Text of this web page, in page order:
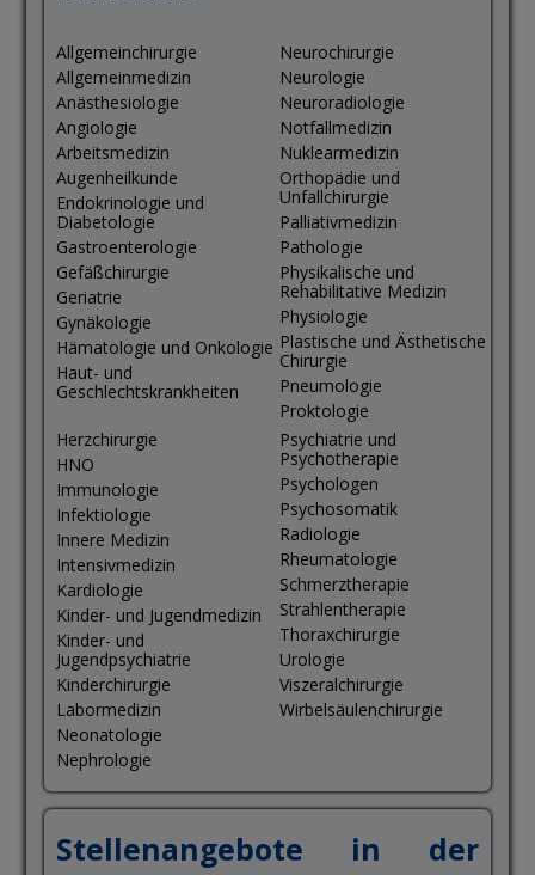
Allgemeinchirurgie
Allgemeinmedizin
Anästhesiologie
Angiologie
Arbeitsmedizin
Augenheilkunde
Endokrinologie und
Diabetologie
Gastroenterologie
Gefäßchirurgie
Geriatrie
Gynäkologie
Hämatologie und Onkologie
Haut- und
Geschlechtskrankheiten
Herzchirurgie
HNO
Immunologie
Infektiologie
Innere Medizin
Intensivmedizin
Kardiologie
Kinder- und Jugendmedizin
Kinder- und
Jugendpsychiatrie
Kinderchirurgie
Labormedizin
Neonatologie
Nephrologie
Neurochirurgie
Neurologie
Neuroradiologie
Notfallmedizin
Nuklearmedizin
Orthopädie und
Unfallchirurgie
Palliativmedizin
Pathologie
Physikalische und
Rehabilitative Medizin
Physiologie
Plastische und Ästhetische
Chirurgie
Pneumologie
Proktologie
Psychiatrie und
Psychotherapie
Psychologen
Psychosomatik
Radiologie
Rheumatologie
Schmerztherapie
Strahlentherapie
Thoraxchirurgie
Urologie
Viszeralchirurgie
Wirbelsäulenchirurgie
Stellenangebote in der